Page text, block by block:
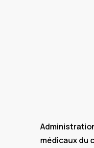
médicaux du